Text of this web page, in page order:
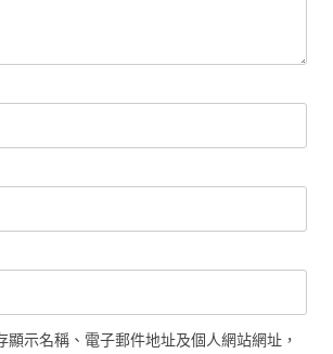
顯示名稱、電子郵件地址及個人網站網址，